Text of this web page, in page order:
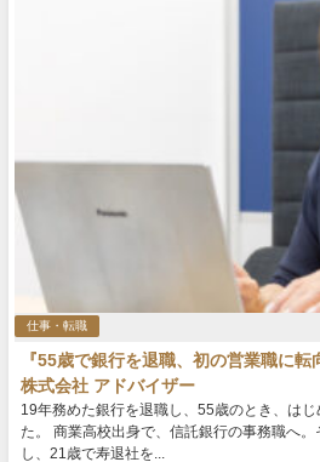
仕事・転職
『55歳で銀行を退職、初の営業職に
株式会社 アドバイザー
19年務めた銀行を退職し、55歳のとき、は
た。 商業高校出身で、信託銀行の事務職へ
し、21歳で寿退社を...